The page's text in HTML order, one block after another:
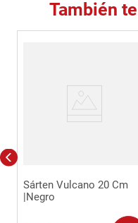
También
Sárten Vulcano 20 Cm
|Negro